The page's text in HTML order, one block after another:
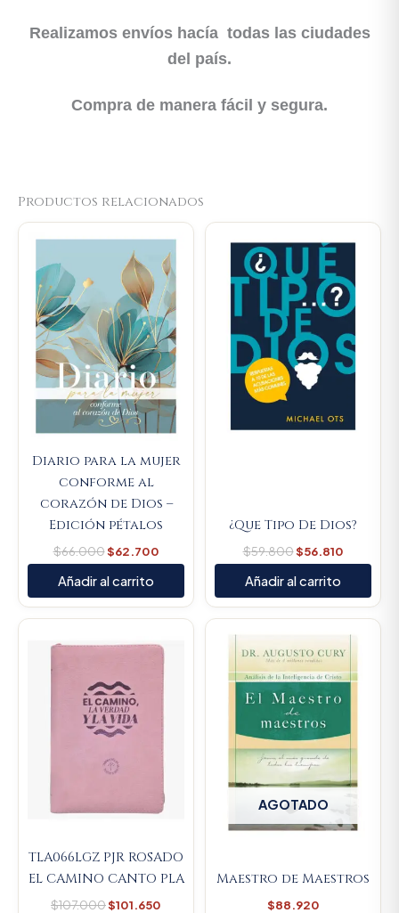
Realizamos envíos hacía todas las ciudades
del país.
Compra de manera fácil y segura.
Productos relacionados
Diario para la mujer
conforme al
corazón de Dios –
Edición pétalos
$66.000
price
was:
$66.000.
$62.700
Current
price
is:
$62.700.
Añadir al carrito
¿Que Tipo De Dios?
$59.800
price
$59.800.
$56.810
Current
price
$56.810.
Añadir al carrito
TLA066LGZ PJR ROSADO
EL CAMINO CANTO PLA
$107.000
price
$101.650
Current
is:
AGOTADO
Maestro de Maestros
$88.920